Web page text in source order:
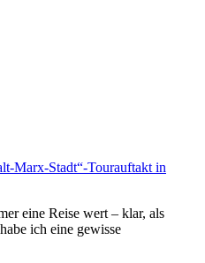
Marx-Stadt“-Tourauftakt in
eine Reise wert – klar, als
ich eine gewisse